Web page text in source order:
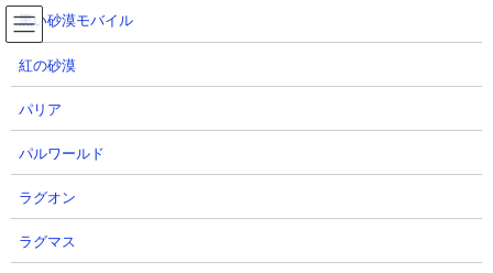
コ
ン
ナ
ビ
使徒強襲 警戒（レベル8～13） ラミエル攻略動画
TOP
にゃんこ大戦争
使徒強襲 警戒（レベル8～13） ラミエル攻略動画集
黒い砂漠モバイル
紅の砂漠
パリア
パルワールド
ラグオン
ラグマス